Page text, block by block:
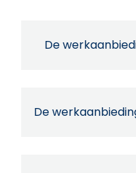
De
De